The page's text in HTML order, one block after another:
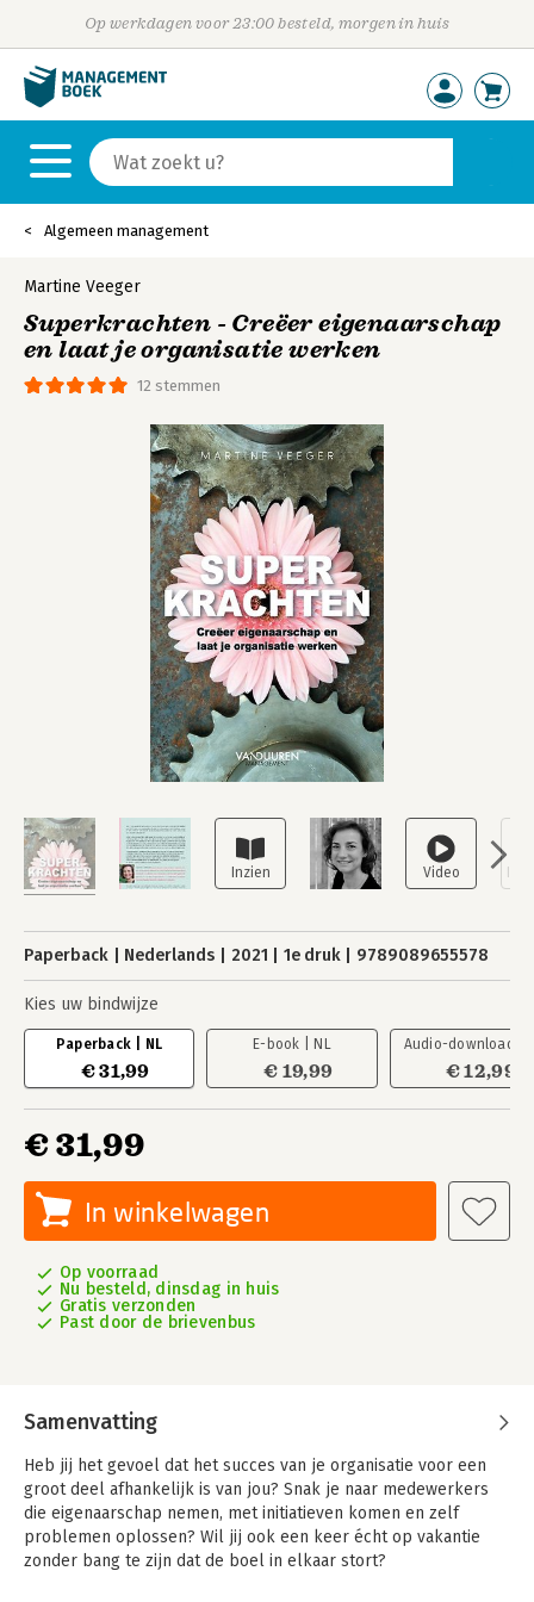
Op werkdagen voor 23:00 besteld, morgen in huis
Algemeen management
12 stemmen
Martine Veeger
Superkrachten - Creëer eigenaarschap
en laat je organisatie werken
Paperback Nederlands 2021 1e druk 9789089655578
Kies uw bindwijze
Paperback | NL
€ 31,99
E-book | NL
€ 19,99
Audio-download |
€ 12,99
€ 31,99
In winkelwagen
Op voorraad
Nu besteld, dinsdag in huis
Gratis verzonden
Past door de brievenbus
Samenvatting
Heb jij het gevoel dat het succes van je organisatie voor een
groot deel afhankelijk is van jou? Snak je naar medewerkers
die eigenaarschap nemen, met initiatieven komen en zelf
problemen oplossen? Wil jij ook een keer écht op vakantie
zonder bang te zijn dat de boel in elkaar stort?